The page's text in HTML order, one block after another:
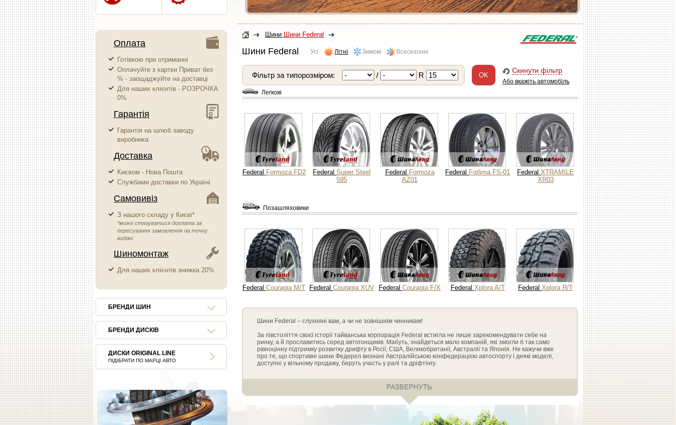
Оплата
Готівкою при отриманні
Оплачуйте з картки Приват без
% - заощаджуйте на доставці
Для наших клієнтів - РОЗРОЧКА
0%
Гарантія
Гарантія на шлюб заводу
виробника
Доставка
Києвом - Нова Пошта
Службами доставки по Україні
Самовивіз
З нашого складу у Києві*
*може стягуватися доплата за
пересування замовлення на точку
видачі
Шиномонтаж
Для наших клієнтів знижка 20%
БРЕНДИ ШИН
БРЕНДИ ДИСКІВ
ДИСКИ ORIGINAL LINE
ПІДІБРАТИ ПО МАРЦІ АВТО
Шини Шини Federal
Шини Federal Усі Літні Зимові Всесезонні
Фільтр за типорозміром: / R
Скинути фільтр
Або вкажіть автомобіль
Легкові
Federal Formoza FD2 Federal Super Steel
595
Federal Formoza
AZ01
Federal Forlima FS-01 Federal XTRAMILE
XR03
Позашляховики
Federal Couragia M/T Federal Couragia XUV Federal Couragia F/X Federal Xplora A/T Federal Xplora R/T
Шини Federal – слухняні вам, а чи не зовнішнім чинникам!
За півстоліття своєї історії тайванська корпорація Federal встигла не лише зарекомендувати себе на
ринку, а й прославитись серед автогонщиків. Мабуть, знайдеться мало компаній, які змогли б так само
рівноцінну підтримку розвитку дрифту в Росії, США, Великобританії, Австралії та Японія. Не кажучи вже
про те, що спортивні шини Федерел визнані Австралійською конфедерацією автоспорту і деякі моделі,
доступні у вільному продажу, беруть участь у ралі та дріфтінгу.
Корпорація виробляє шини під двома брендами, один з яких героїчно забезпечує потреби країни – гума
Hero, інший – автопокришки Federal дотримуються закону європейських доріг. Асортименти продукції
досить великі - не тільки спортивні автомобілі можуть почуватися королями траси. Власники
позашляховиків можуть бути впевнені в автогумі серії Курагіа. Міцні, легкі, зносостійкі покришки -
найкращий вибір для багатьох українських водіїв, які знають, наскільки норовливі селищні дороги і як
непередбачувані міські вулиці, не кажучи вже про повне бездоріжжя, де шини Federal Couragia A/T будуть